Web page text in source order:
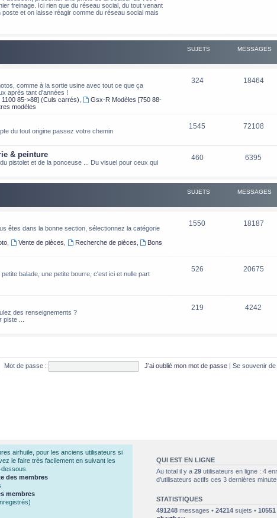
freinage. Ici rien que du réseau social, du tout venant
et on laisse réagir comme du réseau social mais
SUJETS MESSAGES
comme à la sortie usine avec tout ce que ça
après tant d'années !
85->88] (Culs carrés)
Gsx-R Modèles [750 88-
modèles
324 18464
du tout origine passez votre chemin
1545 72108
& peinture
pistolet et de la ponceuse ... Du visuel pour ceux qui
460 6395
SUJETS MESSAGES
êtes dans la bonne section, sélectionnez la catégorie
, Vente de pièces Recherche de pièces
Bons
1550 18187
balade, une petite bourre, c'est ici et nulle part
526 20675
des renseignements ?
...
219 4242
Mot de passe : J’ai oublié mon mot de passe | Se souvenir
airhuile, pour les anciens utilisateurs si
le faire très facilement en suivant les
des membres
membres
QUI EST EN LIGNE
Au total il y a29 utilisateurs en ligne : 4
d’utilisateurs actifs ces 3 dernières
STATISTIQUES
491248 messages •24214 sujets •10551